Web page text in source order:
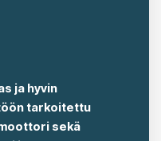
ja hyvin
tarkoitettu
sekä